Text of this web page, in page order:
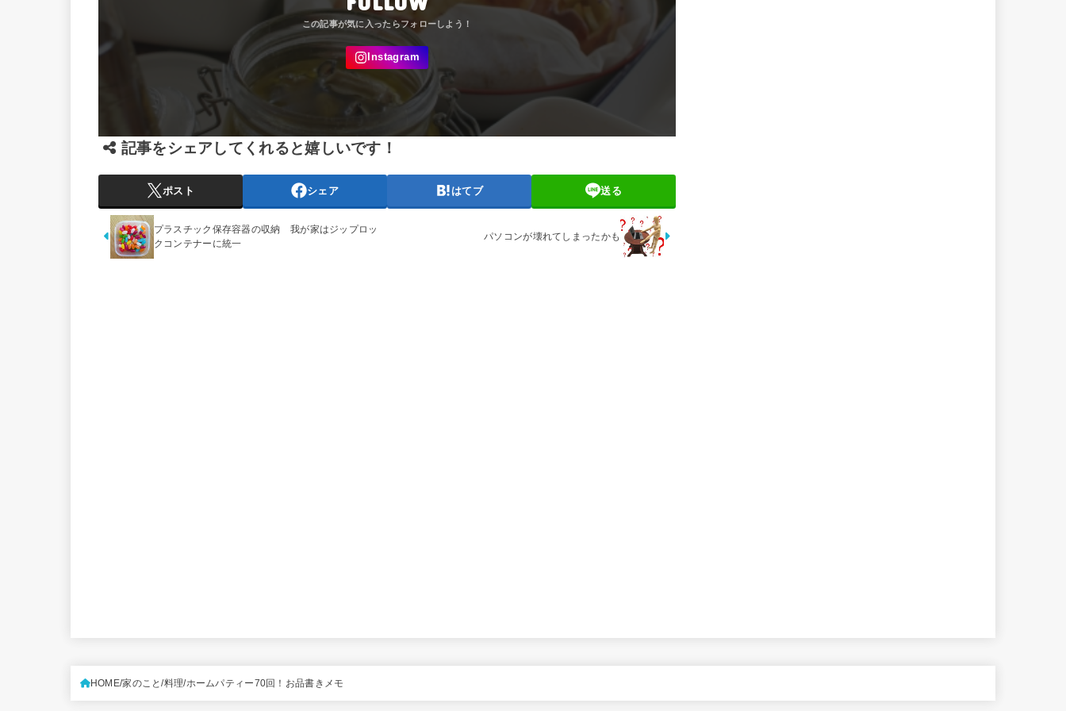
記事をシェアしてくれると嬉しいです！
ポスト シェア はてブ 送る
プラスチック保存容器の収納 我が家はジップロッ
クコンテナーに統一
パソコンが壊れてしまったかも
HOME 家のこと 料理 ホームパティー70回！お品書きメモ